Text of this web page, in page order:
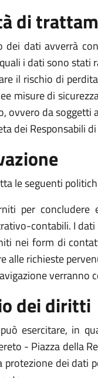
di
dei dati avverrà
i dati sono stati
il rischio di
misure di
ovvero da soggetti
dei Responsabili
le seguenti
per concludere
contabili. I dati
nei form di
alle richieste
verranno
dei diritti
può esercitare, in
- Piazza della
protezione dei dati